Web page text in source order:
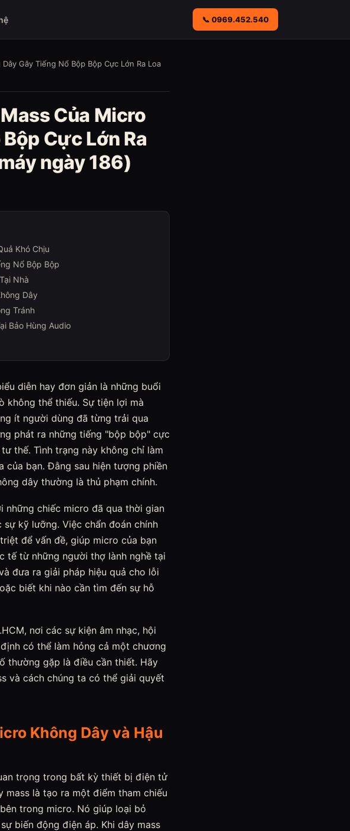
📞 0969.452.540
Gây Tiếng Nổ Bộp Bộp Cực Lớn Ra Loa
Của Micro
Cực Lớn Ra
ngày 186)
Khó Chịu
Nổ Bộp Bộp
Nhà
Dây
Tránh
Bảo Hùng Audio
diễn hay đơn giản là những buổi
không thể thiếu. Sự tiện lợi mà
ít người dùng đã từng trải qua
phát ra những tiếng "bộp bộp" cực
thế. Tình trạng này không chỉ làm
của bạn. Đằng sau hiện tượng phiền
dây thường là thủ phạm chính.
những chiếc micro đã qua thời gian
kỹ lưỡng. Việc chẩn đoán chính
để vấn đề, giúp micro của bạn
tế từ những người thợ lành nghề tại
đưa ra giải pháp hiệu quả cho lỗi
biết khi nào cần tìm đến sự hỗ
nơi các sự kiện âm nhạc, hội
có thể làm hỏng cả một chương
thường gặp là điều cần thiết. Hãy
và cách chúng ta có thể giải quyết
Không Dây và Hậu
trọng trong bất kỳ thiết bị điện tử
mass là tạo ra một điểm tham chiếu
trong micro. Nó giúp loại bỏ
biến động điện áp. Khi dây mass